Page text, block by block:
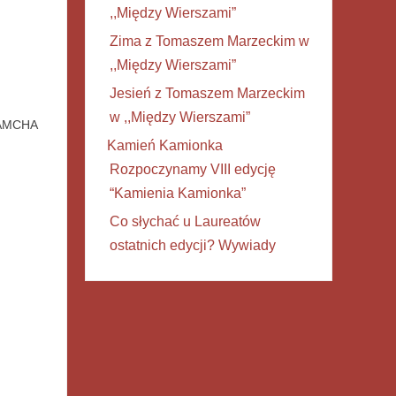
,,Między Wierszami”
Zima z Tomaszem Marzeckim w
,,Między Wierszami”
Jesień z Tomaszem Marzeckim
w ,,Między Wierszami”
Kamień Kamionka
Rozpoczynamy VIII edycję
“Kamienia Kamionka”
Co słychać u Laureatów
ostatnich edycji? Wywiady